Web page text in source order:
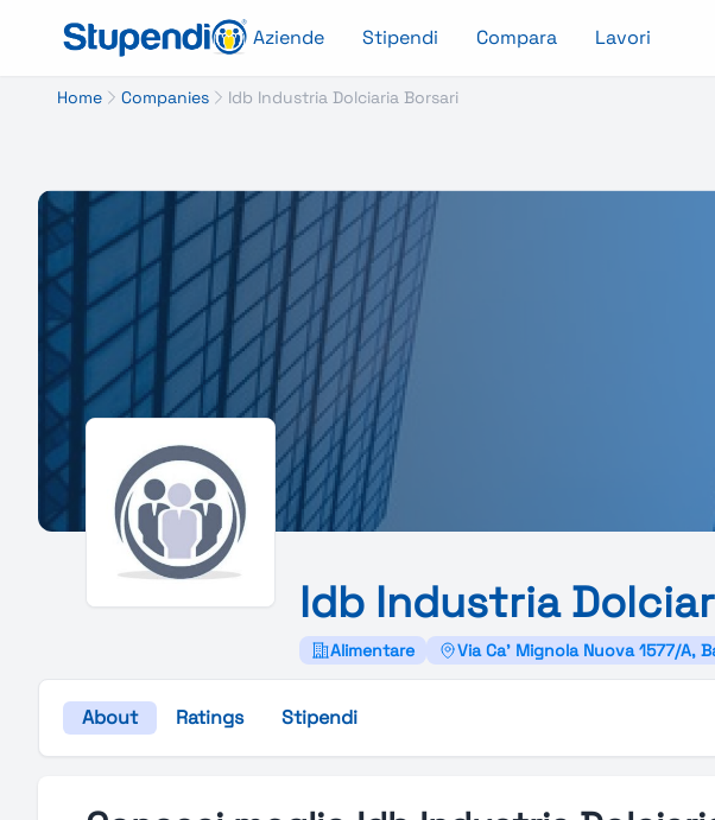
Aziende Stipendi Compara Lavori
Home Companies Idb Industria Dolciaria Borsari
Idb Industria
Alimentare Via Ca' Mignola Nuova 1577/A,
About Ratings Stipendi